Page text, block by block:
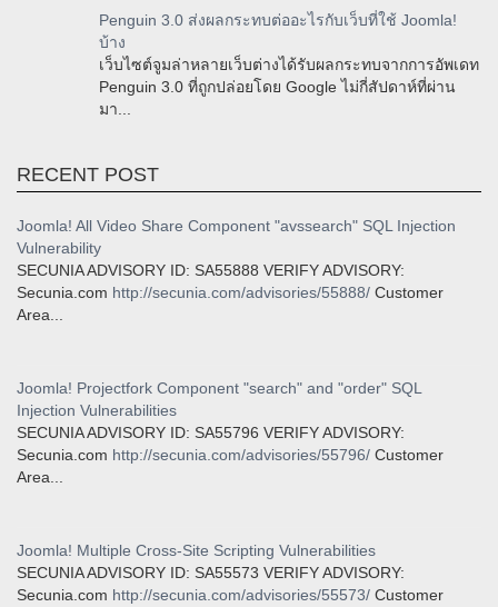
Penguin 3.0 ส่งผลกระทบต่ออะไรกับเว็บที่ใช้ Joomla!
บ้าง
เว็บไซต์จูมล่าหลายเว็บต่างได้รับผลกระทบจากการอัพเดท
Penguin 3.0 ที่ถูกปล่อยโดย Google ไม่กี่สัปดาห์ที่ผ่าน
มา...
RECENT POST
Joomla! All Video Share Component "avssearch" SQL Injection
Vulnerability
SECUNIA ADVISORY ID: SA55888 VERIFY ADVISORY:
Secunia.com http://secunia.com/advisories/55888/ Customer
Area...
Joomla! Projectfork Component "search" and "order" SQL
Injection Vulnerabilities
SECUNIA ADVISORY ID: SA55796 VERIFY ADVISORY:
Secunia.com http://secunia.com/advisories/55796/ Customer
Area...
Joomla! Multiple Cross-Site Scripting Vulnerabilities
SECUNIA ADVISORY ID: SA55573 VERIFY ADVISORY:
Secunia.com http://secunia.com/advisories/55573/ Customer